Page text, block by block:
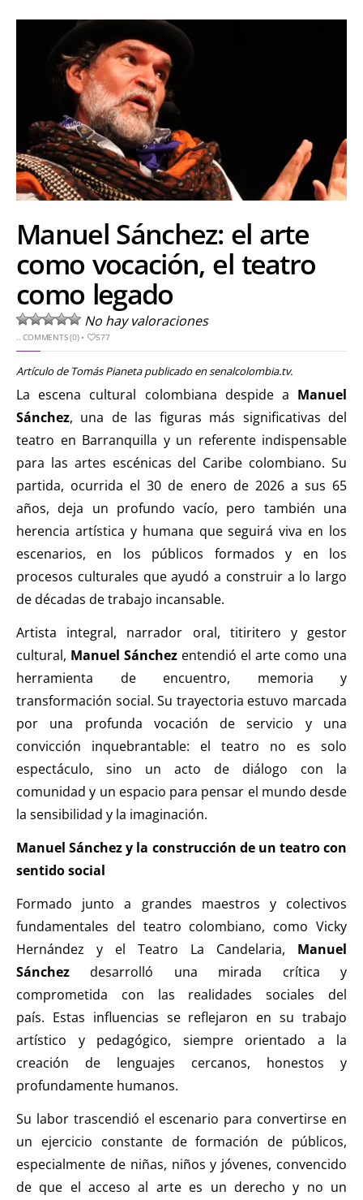
Manuel Sánchez: el arte
como vocación, el teatro
como legado
No hay valoraciones
..COMMENTS (0)• 577
Artículo de Tomás Pianeta publicado en senalcolombia.tv.
La escena cultural colombiana despide a Manuel
Sánchez, una de las figuras más significativas del
teatro en Barranquilla y un referente indispensable
para las artes escénicas del Caribe colombiano. Su
partida, ocurrida el 30 de enero de 2026 a sus 65
años, deja un profundo vacío, pero también una
herencia artística y humana que seguirá viva en los
escenarios, en los públicos formados y en los
procesos culturales que ayudó a construir a lo largo
de décadas de trabajo incansable.
Artista integral, narrador oral, titiritero y gestor
cultural, Manuel Sánchez entendió el arte como una
herramienta de encuentro, memoria y
transformación social. Su trayectoria estuvo marcada
por una profunda vocación de servicio y una
convicción inquebrantable: el teatro no es solo
espectáculo, sino un acto de diálogo con la
comunidad y un espacio para pensar el mundo desde
la sensibilidad y la imaginación.
Manuel Sánchez y la construcción de un teatro con
sentido social
Formado junto a grandes maestros y colectivos
fundamentales del teatro colombiano, como Vicky
Hernández y el Teatro La Candelaria, Manuel
Sánchez desarrolló una mirada crítica y
comprometida con las realidades sociales del
país. Estas influencias se reflejaron en su trabajo
artístico y pedagógico, siempre orientado a la
creación de lenguajes cercanos, honestos y
profundamente humanos.
Su labor trascendió el escenario para convertirse en
un ejercicio constante de formación de públicos,
especialmente de niñas, niños y jóvenes, convencido
de que el acceso al arte es un derecho y no un